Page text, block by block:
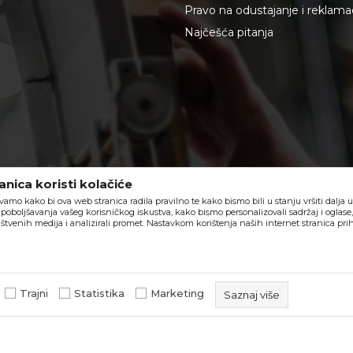
Pravo na odustajanje i
Najčešća pitanja
slika i samih cijena, ali ne možemo garantovati da su sve informacije
ponude i ne podrazumeva da su dostupni u svakom trenutku.
koristi kolačiće
kako bi ova web stranica radila pravilno te kako bismo bili u stanju vršiti dalja
vašeg korisničkog iskustva, kako bismo personalizovali sadržaj i
medija i analizirali promet. Nastavkom korištenja naših internet stranica
Trajni Statistika Marketing Saznaj više